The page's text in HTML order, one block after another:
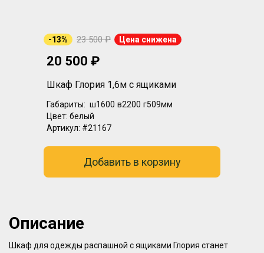
-13% 23 500 ₽ Цена снижена
20 500 ₽
Шкаф Глория 1,6м с ящиками
Габариты: ш1600 в2200 г509мм
Цвет: белый
Артикул: #21167
Добавить в корзину
Описание
Шкаф для одежды распашной с ящиками Глория станет